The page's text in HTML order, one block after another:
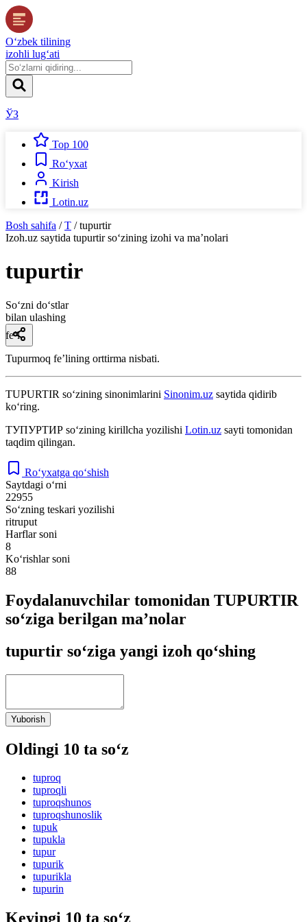
O‘zbek tilining
izohli lug‘ati
ЎЗ
Top 100
Ro‘yxat
Kirish
Lotin.uz
Bosh sahifa / T / tupurtir
Izoh.uz saytida tupurtirso‘zining izohi va ma’nolari
tupurtir
So‘zni do‘stlar
bilan ulashing
fe’l
Tupurmoq feʼlining orttirma nisbati.
TUPURTIR so‘zining sinonimlarini Sinonim.uz saytida qidirib
ko‘ring.
ТУПУРТИР so‘zining kirillcha yozilishi Lotin.uz sayti tomonidan
taqdim qilingan.
Ro‘yxatga qo‘shish
Saytdagi o‘rni
22955
So‘zning teskari yozilishi
ritruput
Harflar soni
8
Ko‘rishlar soni
88
Foydalanuvchilar tomonidan TUPURTIR
so‘ziga berilgan ma’nolar
tupurtir so‘ziga yangi izoh qo‘shing
Yuborish
Oldingi 10 ta so‘z
tuproq
tuproqli
tuproqshunos
tuproqshunoslik
tupuk
tupukla
tupur
tupurik
tupurikla
tupurin
Keyingi 10 ta so‘z